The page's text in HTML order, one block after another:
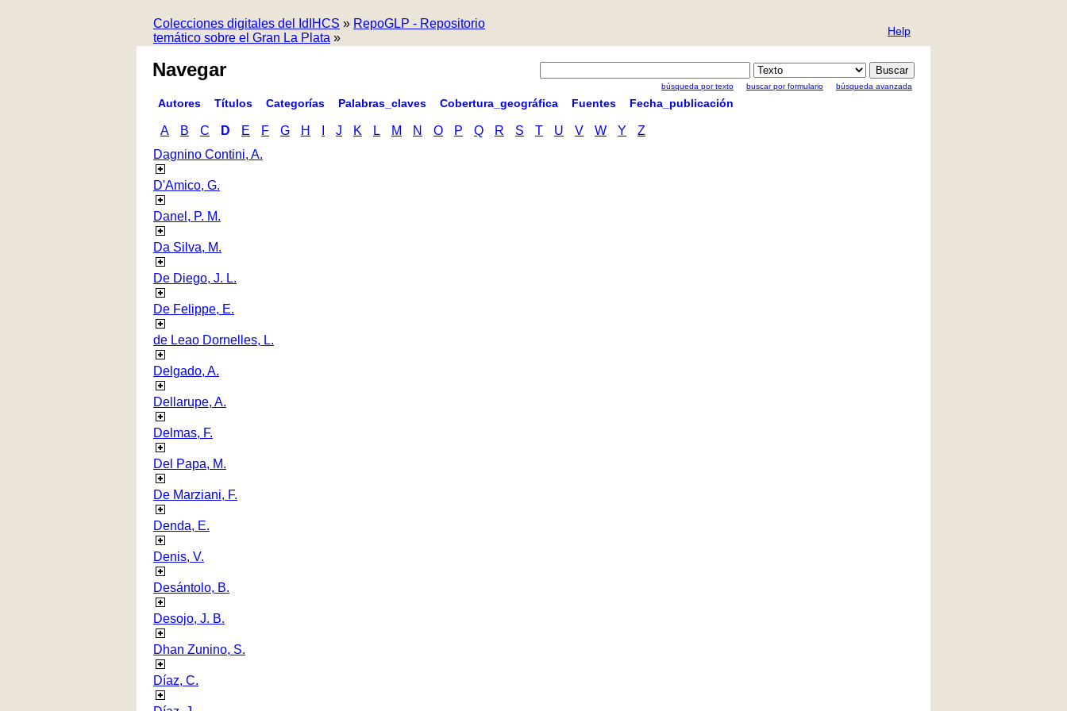
Colecciones digitales del IdIHCS » RepoGLP - Repositorio
temático sobre el Gran La Plata » Help
Navegar
búsqueda por texto buscar por formulario búsqueda avanzada
Autores Títulos Categorías Palabras_claves Cobertura_geográfica Fuentes Fecha_publicación
A B C D E F G H J K L M N O P Q R S T U V W Y
Z
Dagnino Contini, A.
D'Amico, G.
Danel, P. M.
Da Silva, M.
De Diego, J. L.
De Felippe, E.
de Leao Dornelles, L.
Delgado, A.
Dellarupe, A.
Delmas, F.
Del Papa, M.
De Marziani, F.
Denda, E.
Denis, V.
Desántolo, B.
Desojo, J. B.
Dhan Zunino, S.
Díaz, C.